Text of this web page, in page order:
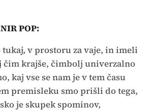
POP:
tukaj, v prostoru za vaje, in imeli
čim krajše, čimbolj univerzalno
kaj vse se nam je v tem času
premisleku smo prišli do tega,
je skupek spominov,